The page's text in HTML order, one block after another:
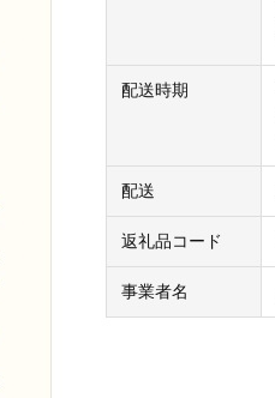
配送時期
配送
返礼品コード
事業者名